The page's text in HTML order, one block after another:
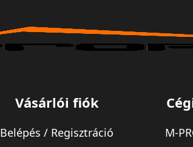
Vásárlói fiók
Belépés / Regisztráció
M-